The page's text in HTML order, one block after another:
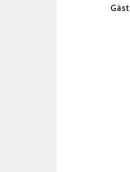
Gäst